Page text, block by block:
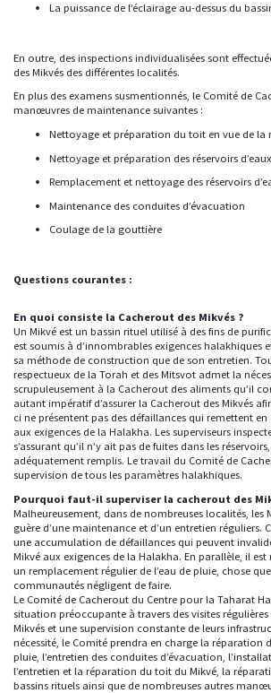
La puissance de l’éclairage au-dessus du
En outre, des inspections individualisées sont
des Mikvés des différentes localités.
En plus des examens susmentionnés, le Comité de
manœuvres de maintenance suivantes :
Nettoyage et préparation du toit en vue de la
Nettoyage et préparation des réservoirs
Remplacement et nettoyage des réservoirs
Maintenance des conduites d’évacuation
Coulage de la gouttière
Questions courantes :
En quoi consiste la Cacherout des Mikvés ?
Un Mikvé est un bassin rituel utilisé à des fins de
est soumis à d’innombrables exigences halakhiques
sa méthode de construction que de son entretien.
respectueux de la Torah et des Mitsvot admet la
scrupuleusement à la Cacherout des aliments qu’il
autant impératif d’assurer la Cacherout des Mikvés
ci ne présentent pas des défaillances qui remettent
aux exigences de la Halakha. Les superviseurs
s’assurant qu’il n’y ait pas de fuites dans les
adéquatement remplis. Le travail du Comité de
supervision de tous les paramètres halakhiques.
Pourquoi faut-il superviser la cacherout des
Malheureusement, dans de nombreuses localités, les
guère d’une maintenance et d’un entretien réguliers.
une accumulation de défaillances qui peuvent
Mikvé aux exigences de la Halakha. En parallèle, il est
un remplacement régulier de l’eau de pluie, chose
communautés négligent de faire.
Le Comité de Cacherout du Centre pour la Taharat
situation préoccupante à travers des visites
Mikvés et une supervision constante de leurs
nécessité, le Comité prendra en charge la réparation
pluie, l’entretien des conduites d’évacuation,
l’entretien et la réparation du toit du Mikvé, la
bassins rituels ainsi que de nombreuses autres